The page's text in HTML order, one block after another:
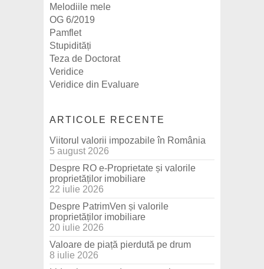
Melodiile mele
OG 6/2019
Pamflet
Stupidități
Teza de Doctorat
Veridice
Veridice din Evaluare
ARTICOLE RECENTE
Viitorul valorii impozabile în România
5 august 2026
Despre RO e-Proprietate și valorile
proprietăților imobiliare
22 iulie 2026
Despre PatrimVen și valorile
proprietăților imobiliare
20 iulie 2026
Valoare de piață pierdută pe drum
8 iulie 2026